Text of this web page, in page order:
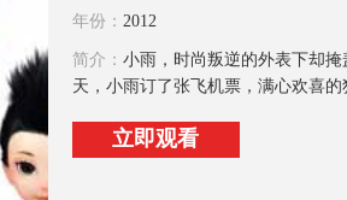
年份： 2012
简介： 小雨，时尚叛逆的外表下却
天，小雨订了张飞机票，满心欢喜
立即观看